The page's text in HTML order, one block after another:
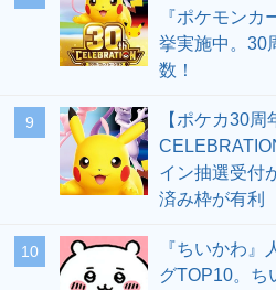
『ポケモン
挙実施中。30
数！
9
【ポケカ30周
イン抽選受付
済み枠が有利
10
『ちいかわ
グTOP10。ち